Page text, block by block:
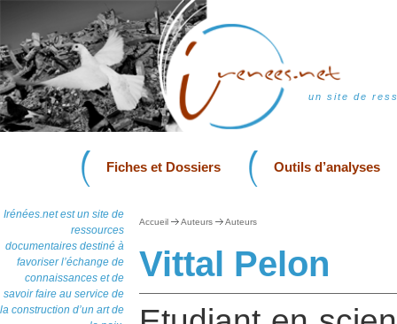
un site de
Fiches et Dossiers Outils d’analyses
Irénées.net est un site de
ressources
documentaires destiné à
favoriser l’échange de
connaissances et de
savoir faire au service de
la construction d’un art de
Accueil Auteurs Auteurs
Vittal Pelon